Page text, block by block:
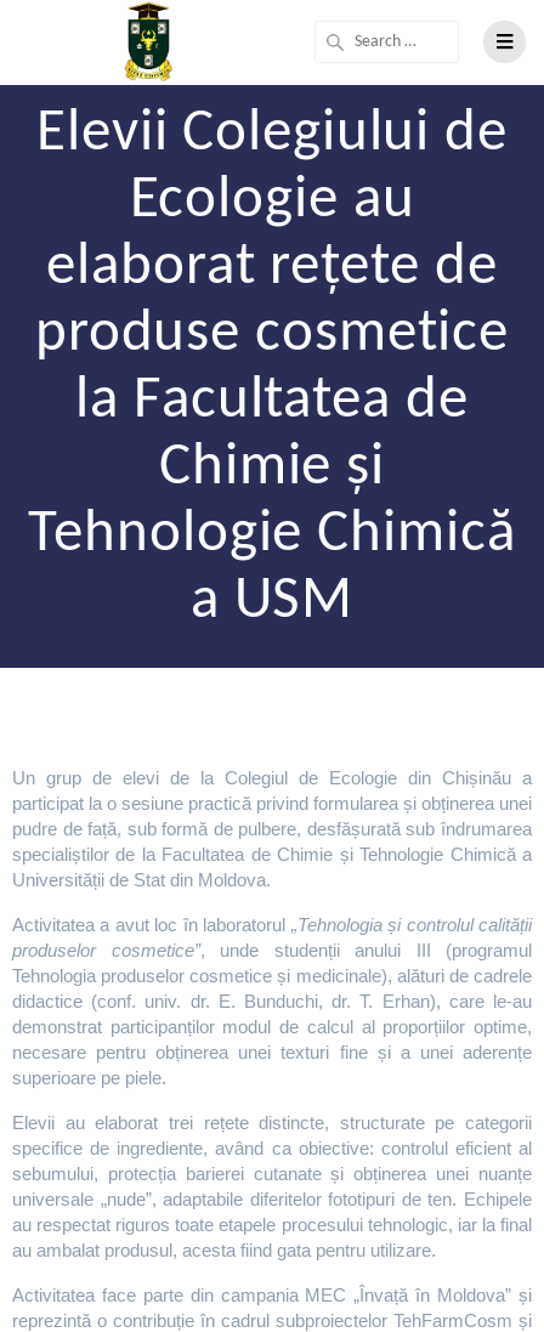
Elevii Colegiului de
Ecologie au
elaborat rețete de
produse cosmetice
la Facultatea de
Chimie și
Tehnologie Chimică
a USM
Un grup de elevi de la Colegiul de Ecologie din Chișinău a
participat la o sesiune practică privind formularea și obținerea unei
pudre de față, sub formă de pulbere, desfășurată sub îndrumarea
specialiștilor de la Facultatea de Chimie și Tehnologie Chimică a
Universității de Stat din Moldova.
Activitatea a avut loc în laboratorul „Tehnologia și controlul calității
produselor cosmetice”, unde studenții anului III (programul
Tehnologia produselor cosmetice și medicinale), alături de cadrele
didactice (conf. univ. dr. E. Bunduchi, dr. T. Erhan), care le-au
demonstrat participanților modul de calcul al proporțiilor optime,
necesare pentru obținerea unei texturi fine și a unei aderențe
superioare pe piele.
Elevii au elaborat trei rețete distincte, structurate pe categorii
specifice de ingrediente, având ca obiective: controlul eficient al
sebumului, protecția barierei cutanate și obținerea unei nuanțe
universale „nude”, adaptabile diferitelor fototipuri de ten. Echipele
au respectat riguros toate etapele procesului tehnologic, iar la final
au ambalat produsul, acesta fiind gata pentru utilizare.
Activitatea face parte din campania MEC „Învață în Moldova” și
reprezintă o contribuție în cadrul subproiectelor TehFarmCosm și